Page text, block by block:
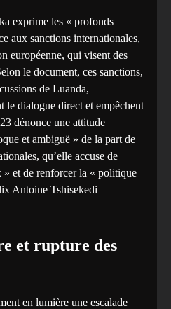
exprime les « profonds
aux sanctions internationales,
européenne, qui visent des
le document, ces sanctions,
de Luanda,
le dialogue direct et empêchent
dénonce une attitude
et ambiguë » de la part de
qu’elle accuse de
» et de renforcer la « politique
Antoine Tshisekedi
et rupture des
en lumière une escalade